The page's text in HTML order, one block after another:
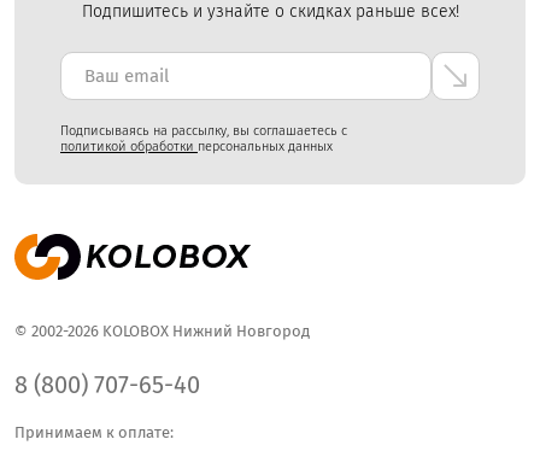
Подпишитесь и узнайте о скидках раньше всех!
Подписываясь на рассылку, вы соглашаетесь с
политикой обработки персональных данных
© 2002-2026 KOLOBOX Нижний Новгород
8 (800) 707-65-40
Принимаем к оплате: